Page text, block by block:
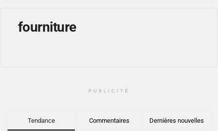
fourniture
PUBLICITÉ
Tendance Commentaires Dernières nouvelles